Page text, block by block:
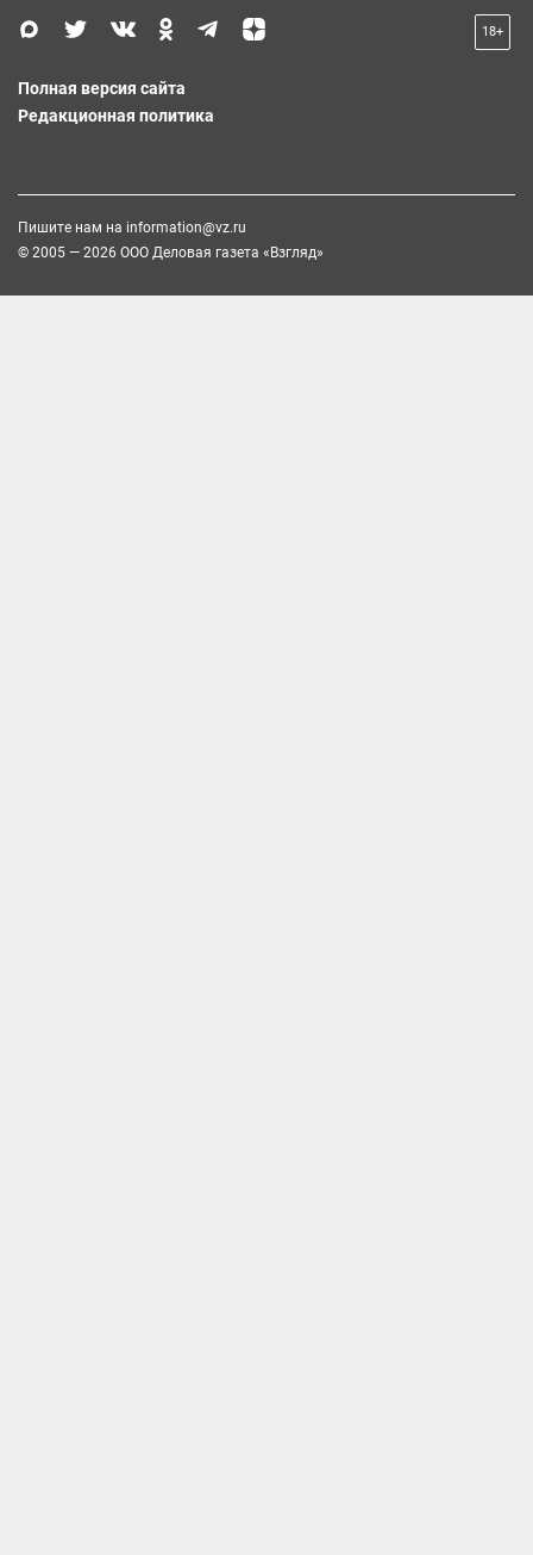
18+
Полная версия сайта
Редакционная политика
Пишите нам на information@vz.ru
© 2005 — 2026 ООО Деловая газета «Взгляд»